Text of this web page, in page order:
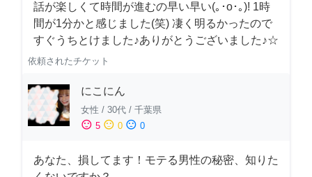
話が楽しくて時間が進むの早い早い(｡･о･｡)! 1時
間が1分かと感じました(笑) 凄く明るかったので
すぐうちとけました♪ありがとうございました♪☆
依頼されたチケット
にこにん
女性 / 30代 / 千葉県
sentiment_satisfied 5 sentiment_neutral 0 sentiment_dissatisfied 0
あなた、損してます！モテる男性の秘密、知りた